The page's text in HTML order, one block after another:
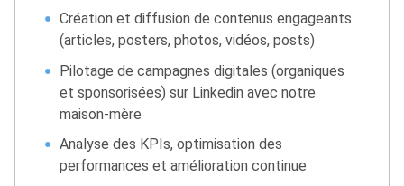
Création et diffusion de contenus engageants
(articles, posters, photos, vidéos, posts)
Pilotage de campagnes digitales (organiques
et sponsorisées) sur Linkedin avec notre
maison-mère
Analyse des KPIs, optimisation des
performances et amélioration continue